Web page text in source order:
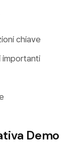
chiave
importanti
Demo